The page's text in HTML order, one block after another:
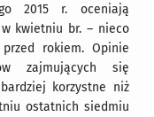
2015 r. oceniają
kwietniu br. – nieco
rokiem. Opinie
zajmujących się
korzystne niż
ostatnich siedmiu